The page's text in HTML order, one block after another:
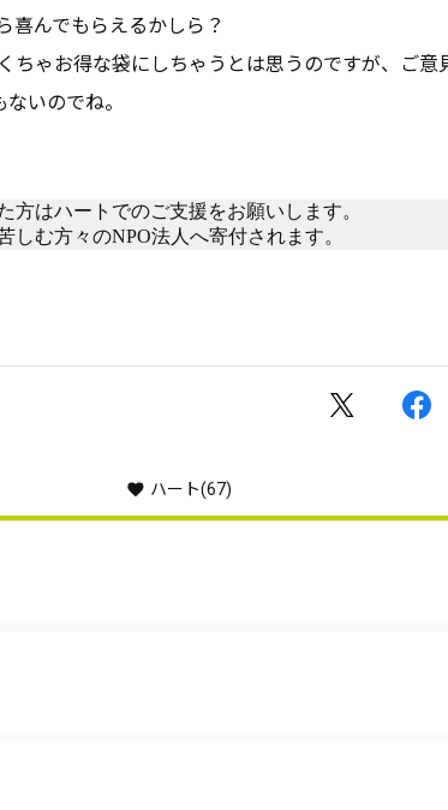
喜んでもらえるかしら？
ちゃお得な袋にしちゃうとは思うのですが、ご意
いのでね。
方はハートでのご支援をお願いします。
しむ方々のNPO法人へ寄付されます。
ハート(67)